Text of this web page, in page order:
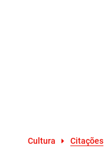
Cultura Citações